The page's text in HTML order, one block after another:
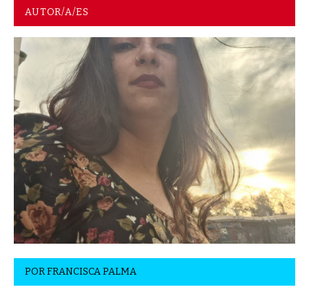
AUTOR/A/ES
PORFRANCISCA PALMA